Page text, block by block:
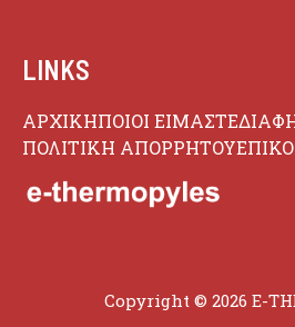
LINKS
ΑΡΧΙΚΗΠΟΙΟΙ ΕΙΜΑΣΤΕ
ΠΟΛΙΤΙΚΗ ΑΠΟΡΡΗΤΟΥ
Copyright © 2026 E-